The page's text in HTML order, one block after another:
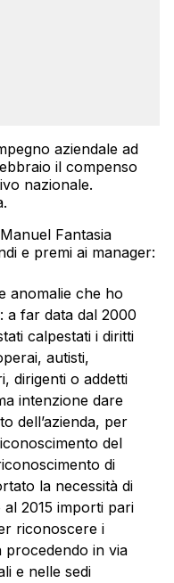
aziendale ad
il compenso
nazionale.
Fantasia
e premi ai manager:
anomalie che ho
a far data dal 2000
calpestati i diritti
autisti,
dirigenti o addetti
intenzione dare
dell’azienda, per
del
di
la necessità di
2015 importi pari
riconoscere i
procedendo in via
e nelle sedi